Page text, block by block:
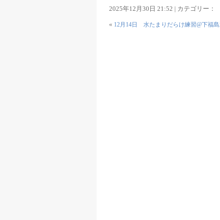
2025年12月30日 21:52 | カテゴリー：
« 12月14日 水たまりだらけ練習@下福